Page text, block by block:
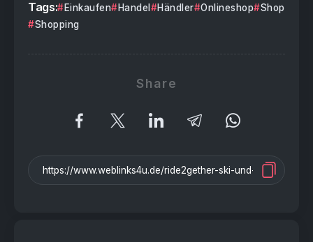
Tags: Einkaufen Handel Händler Onlineshop
Shop
Shopping
Share